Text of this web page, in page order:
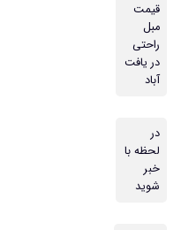
قیمت
مبل
راحتی
در یافت
آباد
در
لحظه با
خبر
شوید